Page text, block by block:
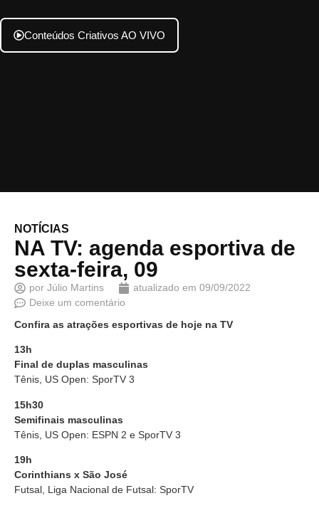
Conteúdos Criativos AO VIVO
NOTÍCIAS
NA TV: agenda esportiva de
sexta-feira, 09
por Júlio Martins atualizado em 09/09/2022
Deixe um comentário
Confira as atrações esportivas de hoje na TV
13h
Final de duplas masculinas
Tênis, US Open: SporTV 3
15h30
Semifinais masculinas
Tênis, US Open: ESPN 2 e SporTV 3
19h
Corinthians x São José
Futsal, Liga Nacional de Futsal: SporTV